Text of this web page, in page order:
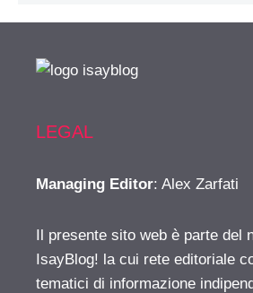
LEGAL
Managing Editor: Alex Zarfati
Il presente sito web è parte del
IsayBlog! la cui rete editoriale
tematici di informazione